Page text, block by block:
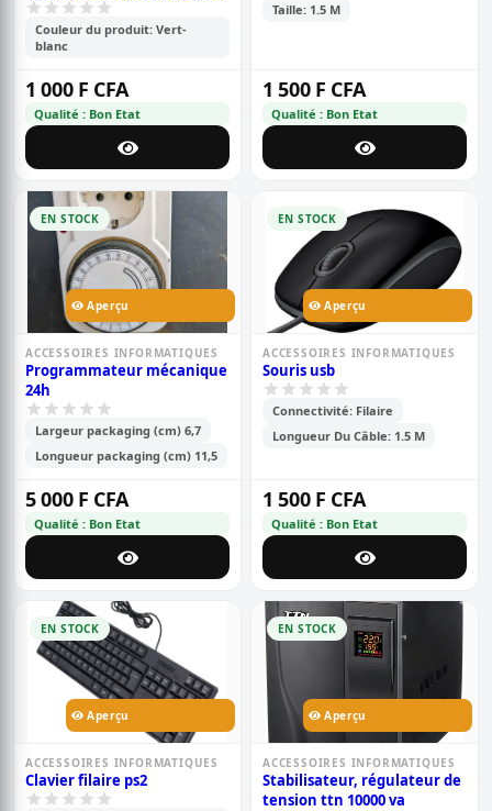
Couleur du produit: Vert-
blanc
1 000 F CFA
Qualité : Bon Etat
Taille: 1.5 M
1 500 F CFA
Qualité : Bon Etat
EN STOCK
Aperçu
ACCESSOIRES INFORMATIQUES
Programmateur mécanique
24h
Largeur packaging (cm) 6,7
Longueur packaging (cm) 11,5
5 000 F CFA
Qualité : Bon Etat
EN STOCK
Aperçu
ACCESSOIRES INFORMATIQUES
Souris usb
Connectivité: Filaire
Longueur Du Câble: 1.5 M
1 500 F CFA
Qualité : Bon Etat
EN STOCK
Aperçu
ACCESSOIRES INFORMATIQUES
Clavier filaire ps2
EN STOCK
Aperçu
ACCESSOIRES INFORMATIQUES
Stabilisateur, régulateur de
tension ttn 10000 va